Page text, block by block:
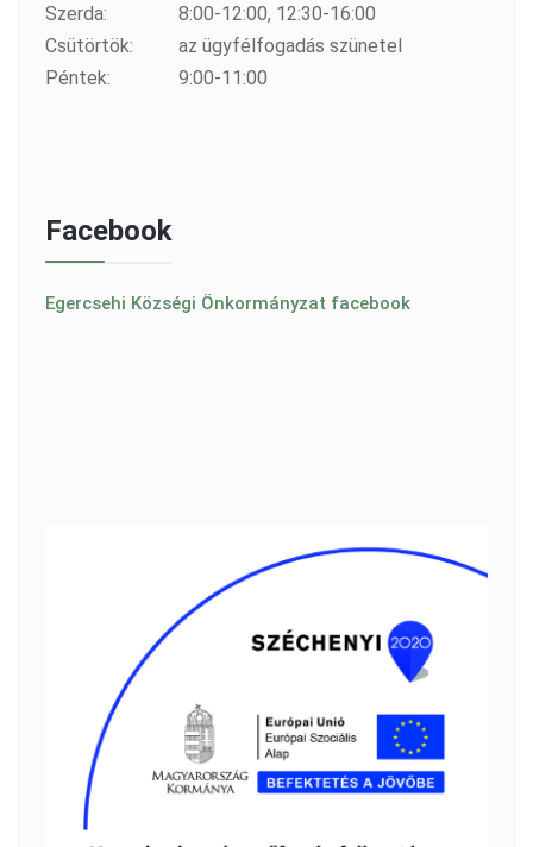
Szerda:
8:00-12:00, 12:30-16:00
Csütörtök:
az ügyfélfogadás szünetel
Péntek:
9:00-11:00
Facebook
Egercsehi Községi Önkormányzat facebook